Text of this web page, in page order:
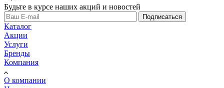
Будьте в курсе наших акций и новостей
Подписаться
Каталог
Акции
Услуги
Бренды
Компания
О компании